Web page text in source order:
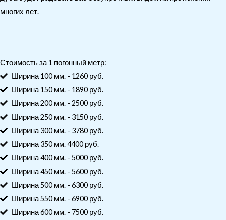
многих лет.
Стоимость за 1 погонный метр:
Ширина 100 мм. - 1260 руб.
Ширина 150 мм. - 1890 руб.
Ширина 200 мм. - 2500 руб.
Ширина 250 мм. - 3150 руб.
Ширина 300 мм. - 3780 руб.
Ширина 350 мм. 4400 руб.
Ширина 400 мм. - 5000 руб.
Ширина 450 мм. - 5600 руб.
Ширина 500 мм. - 6300 руб.
Ширина 550 мм. - 6900 руб.
Ширина 600 мм. - 7500 руб.